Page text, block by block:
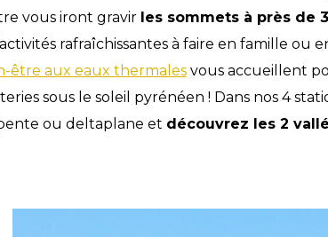
vous iront gravir les sommets à près de
rafraîchissantes à faire en famille ou
être aux eaux thermalesvous accueillent
sous le soleil pyrénéen ! Dans nos 4
ou deltaplane et découvrez les 2